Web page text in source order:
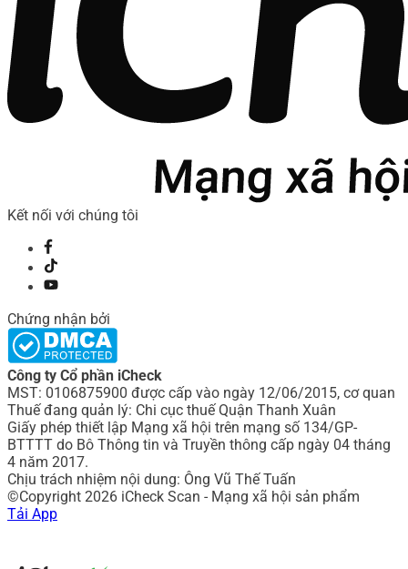
Kết nối với chúng tôi
Chứng nhận bởi
Công ty Cổ phần iCheck
MST: 0106875900 được cấp vào ngày 12/06/2015, cơ quan
Thuế đang quản lý: Chi cục thuế Quận Thanh Xuân
Giấy phép thiết lập Mạng xã hội trên mạng số 134/GP-
BTTTT do Bô Thông tin và Truyền thông cấp ngày 04 tháng
4 năm 2017.
Chịu trách nhiệm nội dung: Ông Vũ Thế Tuấn
©Copyright 2026 iCheck Scan - Mạng xã hội sản phẩm
Tải App